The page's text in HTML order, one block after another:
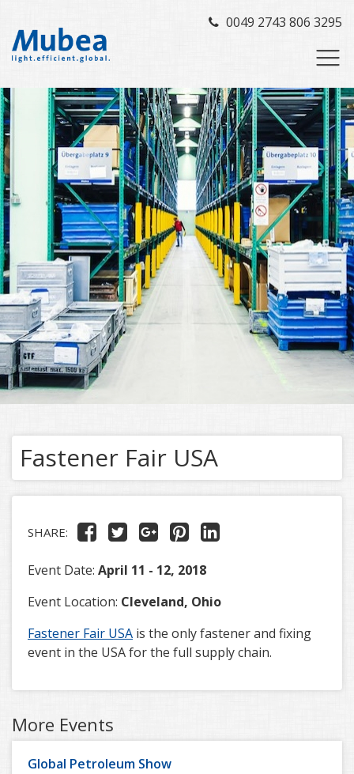
0049 2743 806 3295
Fastener Fair USA
SHARE:
Event Date: April 11 - 12, 2018
Event Location: Cleveland, Ohio
Fastener Fair USA is the only fastener and fixing
event in the USA for the full supply chain.
More Events
Global Petroleum Show